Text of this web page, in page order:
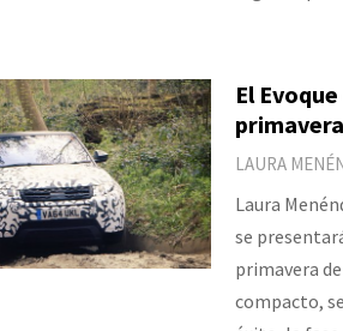
El
primavera
LAURA
Laura
se
primavera
compacto,